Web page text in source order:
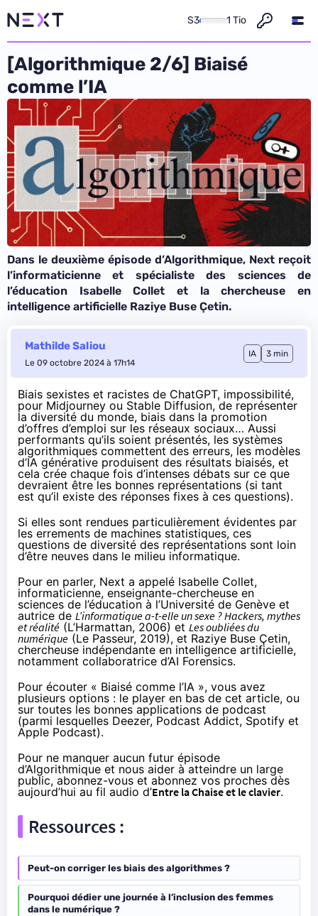
S3 1 Tio
[Algorithmique 2/6] Biaisé
comme l’IA
Dans le deuxième épisode d’Algorithmique, Next reçoit
l’informaticienne et spécialiste des sciences de
l’éducation Isabelle Collet et la chercheuse en
intelligence artificielle Raziye Buse Çetin.
Mathilde Saliou
Le 09 octobre 2024 à 17h14
IA 3 min
Biais sexistes et racistes de ChatGPT, impossibilité,
pour Midjourney ou Stable Diffusion, de représenter
la diversité du monde, biais dans la promotion
d’offres d’emploi sur les réseaux sociaux… Aussi
performants qu’ils soient présentés, les systèmes
algorithmiques commettent des erreurs, les modèles
d’IA générative produisent des résultats biaisés, et
cela crée chaque fois d’intenses débats sur ce que
devraient être les bonnes représentations (si tant
est qu’il existe des réponses fixes à ces questions).
Si elles sont rendues particulièrement évidentes par
les errements de machines statistiques, ces
questions de diversité des représentations sont loin
d’être neuves dans le milieu informatique.
Pour en parler, Next a appelé Isabelle Collet,
informaticienne, enseignante-chercheuse en
sciences de l’éducation à l’Université de Genève et
autrice de L’informatique a-t-elle un sexe ? Hackers, mythes
et réalité (L’Harmattan, 2006) et Les oubliées du
numérique (Le Passeur, 2019), et Raziye Buse Çetin,
chercheuse indépendante en intelligence artificielle,
notamment collaboratrice d’AI Forensics.
Pour écouter « Biaisé comme l’IA », vous avez
plusieurs options : le player en bas de cet article, ou
sur toutes les bonnes applications de podcast
(parmi lesquelles Deezer, Podcast Addict, Spotify et
Apple Podcast).
Pour ne manquer aucun futur épisode
d’Algorithmique et nous aider à atteindre un large
public, abonnez-vous et abonnez vos proches dès
aujourd’hui au fil audio d’Entre la Chaise et le clavier.
Ressources :
Peut-on corriger les biais des algorithmes ?
Pourquoi dédier une journée à l’inclusion des femmes
dans le numérique ?